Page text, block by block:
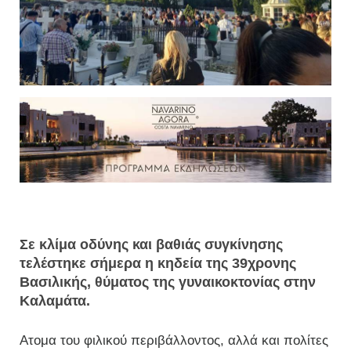
Σε κλίμα οδύνης και βαθιάς συγκίνησης
τελέστηκε σήμερα η κηδεία της 39χρονης
Βασιλικής, θύματος της γυναικοκτονίας στην
Καλαμάτα.
Ατομα του φιλικού περιβάλλοντος, αλλά και πολίτες